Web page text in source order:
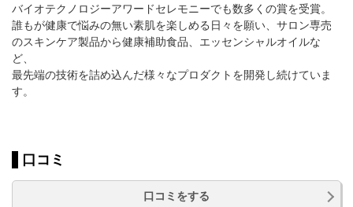
バイオテクノロジーアワードセレモニーでも数多くの賞を受賞。
誰もが健康で悩みの無い素肌を楽しめる日々を願い、サロン専売
のスキンケア製品から健康補助食品、エッセンシャルオイルな
ど、
最先端の技術を詰め込んだ様々なプロダクトを開発し続けていま
す。
口コミ
口コミをする